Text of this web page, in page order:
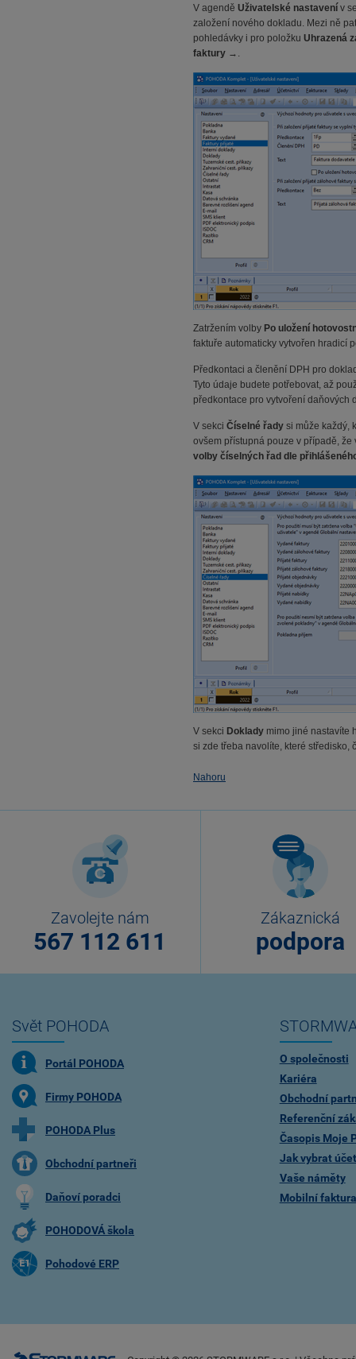
V agendě Uživatelské nastavení v
založení nového dokladu. Mezi ně
pohledávky i pro položku Uhrazená
faktury →.
Zatržením volby Po uložení
faktuře automaticky vytvořen hradicí
Předkontaci a členění DPH pro
Tyto údaje budete potřebovat, až
předkontace pro vytvoření daňových
V sekci Číselné řady si může každý,
ovšem přístupná pouze v případě,
volby číselných řad dle
V sekci Doklady mimo jiné nastavíte
si zde třeba navolíte, které středisko,
Nahoru
Zavolejte nám
567 112 611
Zákaznická
podpora
Svět POHODA
Portál POHODA
Firmy POHODA
POHODA Plus
Obchodní partneři
Daňoví poradci
POHODOVÁ škola
Pohodové ERP
O společnosti
Kariéra
Obchodní
Referenční
Časopis Moje
Jak vybrat
Vaše náměty
Mobilní